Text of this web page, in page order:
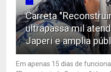
Carreta
ultrapassa mil
Japeri e amplia
Em apenas 15 dias de